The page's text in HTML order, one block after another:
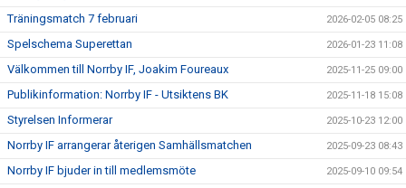
Träningsmatch 7 februari 2026-02-05 08:25
Spelschema Superettan 2026-01-23 11:08
Välkommen till Norrby IF, Joakim Foureaux 2025-11-25 09:00
Publikinformation: Norrby IF - Utsiktens BK 2025-11-18 15:08
Styrelsen Informerar 2025-10-23 12:00
Norrby IF arrangerar återigen Samhällsmatchen 2025-09-23 08:43
Norrby IF bjuder in till medlemsmöte 2025-09-10 09:54